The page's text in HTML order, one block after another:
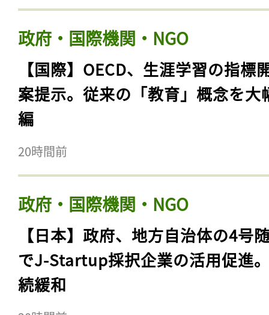
政府・国際機関・NGO
【国際】OECD、生涯学習の指標
案提示。従来の「教育」概念を大
編
20時間前
政府・国際機関・NGO
【日本】政府、地方自治体の4号
でJ-Startup採択企業の活用促進
続緩和